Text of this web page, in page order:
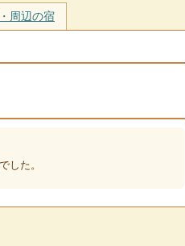
周辺の宿
した。